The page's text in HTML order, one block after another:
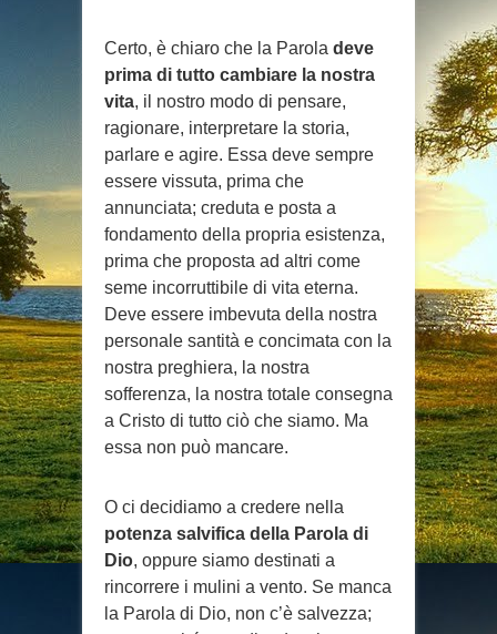
Certo, è chiaro che la Parola deve
prima di tutto cambiare la nostra
vita, il nostro modo di pensare,
ragionare, interpretare la storia,
parlare e agire. Essa deve sempre
essere vissuta, prima che
annunciata; creduta e posta a
fondamento della propria esistenza,
prima che proposta ad altri come
seme incorruttibile di vita eterna.
Deve essere imbevuta della nostra
personale santità e concimata con la
nostra preghiera, la nostra
sofferenza, la nostra totale consegna
a Cristo di tutto ciò che siamo. Ma
essa non può mancare.
O ci decidiamo a credere nella
potenza salvifica della Parola di
Dio, oppure siamo destinati a
rincorrere i mulini a vento. Se manca
la Parola di Dio, non c’è salvezza;